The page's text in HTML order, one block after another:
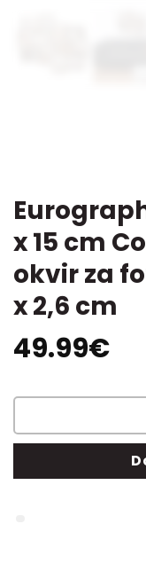
x 15 cm
okvir za
x 2,6 cm
49.99€